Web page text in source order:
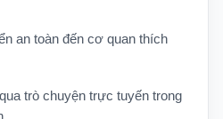
an toàn đến cơ quan thích
trò chuyện trực tuyến trong